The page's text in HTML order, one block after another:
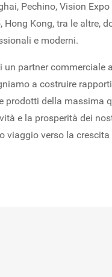
Pechino, Vision
Hong Kong, tra le altre,
e moderni.
un partner commerciale
a costruire
prodotti della massima
e la prosperità dei
viaggio verso la crescita